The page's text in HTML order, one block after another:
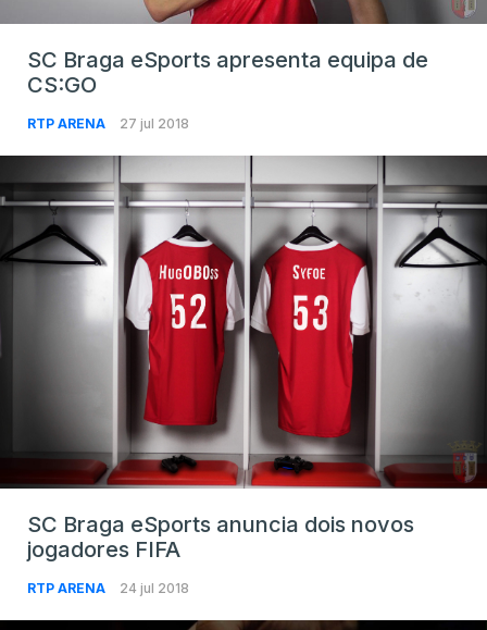
SC Braga eSports apresenta equipa de
CS:GO
RTP ARENA 27 jul 2018
SC Braga eSports anuncia dois novos
jogadores FIFA
RTP ARENA 24 jul 2018